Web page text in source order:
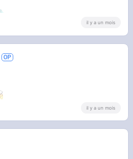
il y a un mois
il y a un mois